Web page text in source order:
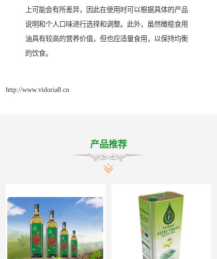
上可能会有所差异，因此在使用时可以根据具体的产品
说明和个人口味进行选择和调整。此外，虽然橄榄食用
油具有较高的营养价值，但也应适量食用，以保持均衡
的饮食。
http://www.vidoria8.cn
产品推荐